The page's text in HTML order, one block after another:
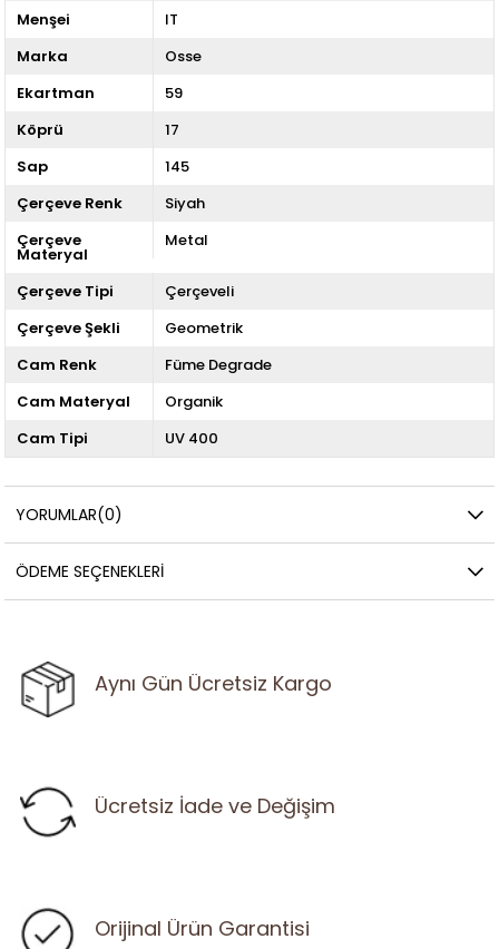
Menşei
IT
Marka
Osse
Ekartman
59
Köprü
17
Sap
145
Çerçeve Renk
Siyah
Çerçeve
Materyal
Metal
Çerçeve Tipi
Çerçeveli
Çerçeve Şekli
Geometrik
Cam Renk
Füme Degrade
Cam Materyal
Organik
Cam Tipi
UV 400
YORUMLAR(0)
ÖDEME SEÇENEKLERI
Aynı Gün Ücretsiz Kargo
Ücretsiz İade ve Değişim
Orijinal Ürün Garantisi